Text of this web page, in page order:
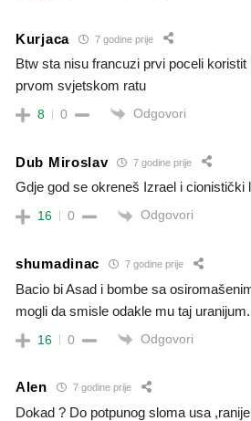
Kurjaca 7 godine prije
Btw sta nisu francuzi prvi poceli
prvom svjetskom ratu
8 0 Odgovori
Dub Miroslav 7 godine prije
Gdje god se okreneš Izrael i cionistički
16 0 Odgovori
shumadinac 7 godine prije
Bacio bi Asad i bombe sa
mogli da smisle odakle mu taj uranijum.
16 0 Odgovori
Alen 7 godine prije
Dokad ? Do potpunog sloma usa